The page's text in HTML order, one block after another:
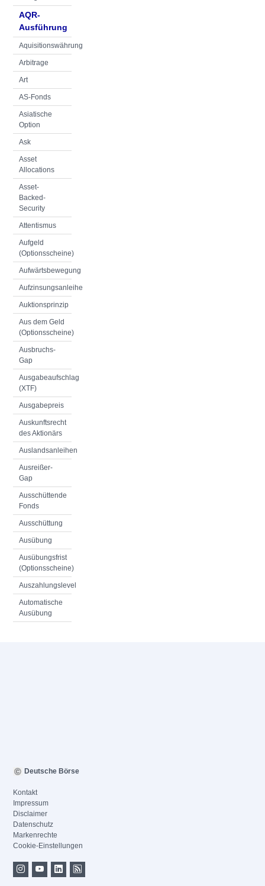
AQR-
Ausführung
Aquisitionswährung
Arbitrage
Art
AS-Fonds
Asiatische
Option
Ask
Asset
Allocations
Asset-
Backed-
Security
Attentismus
Aufgeld
(Optionsscheine)
Aufwärtsbewegung
Aufzinsungsanleihe
Auktionsprinzip
Aus dem Geld
(Optionsscheine)
Ausbruchs-
Gap
Ausgabeaufschlag
(XTF)
Ausgabepreis
Auskunftsrecht
des Aktionärs
Auslandsanleihen
Ausreißer-
Gap
Ausschüttende
Fonds
Ausschüttung
Ausübung
Ausübungsfrist
(Optionsscheine)
Auszahlungslevel
Automatische
Ausübung
Deutsche Börse
Kontakt
Impressum
Disclaimer
Datenschutz
Markenrechte
Cookie-Einstellungen